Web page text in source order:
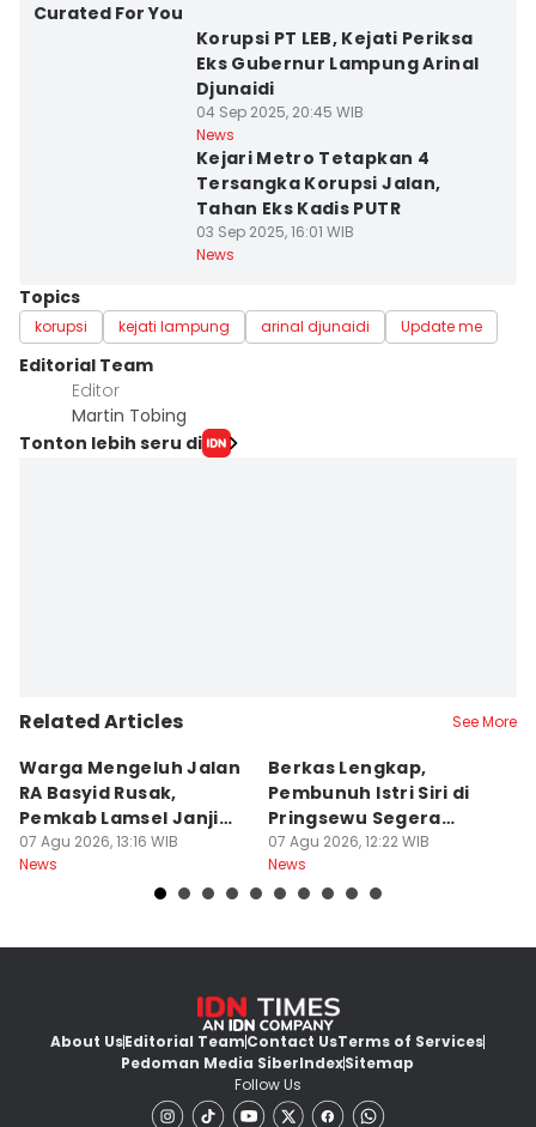
Curated For You
Korupsi PT LEB, Kejati Periksa
Eks Gubernur Lampung Arinal
Djunaidi
04 Sep 2025, 20:45 WIB
News
Kejari Metro Tetapkan 4
Tersangka Korupsi Jalan,
Tahan Eks Kadis PUTR
03 Sep 2025, 16:01 WIB
News
Topics
korupsi kejati lampung arinal djunaidi Update me
Editorial Team
Editor
Martin Tobing
Tonton lebih seru di
Related Articles See More
Warga Mengeluh Jalan
RA Basyid Rusak,
Pemkab Lamsel Janji
Segera Perbaiki
07 Agu 2026, 13:16 WIB
News
Berkas Lengkap,
Pembunuh Istri Siri di
Pringsewu Segera
Disidang
07 Agu 2026, 12:22 WIB
News
About UsEditorial TeamContact UsTerms of Services
Pedoman Media SiberIndexSitemap
Follow Us